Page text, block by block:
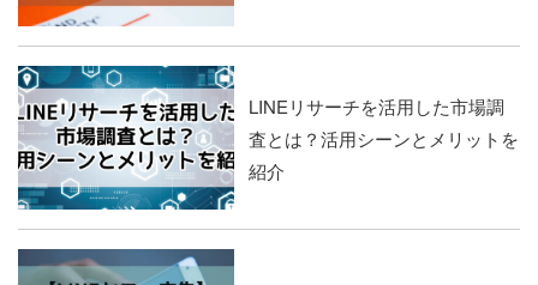
LINEリサーチを活用した市場調
査とは？活用シーンとメリットを
紹介